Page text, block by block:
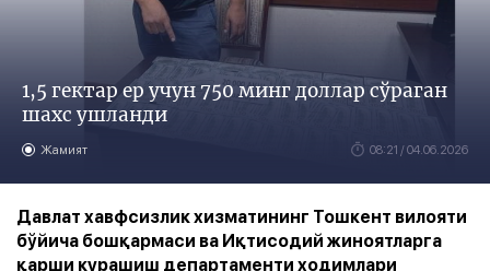
1,5 гектар ер учун 750 минг доллар сўраган
шахс ушланди
Жамият 08:21 / 04.06.2026
Давлат хавфсизлик хизматининг Тошкент вилояти
бўйича бошқармаси ва Иқтисодий жиноятларга
қарши курашиш департаменти ходимлари